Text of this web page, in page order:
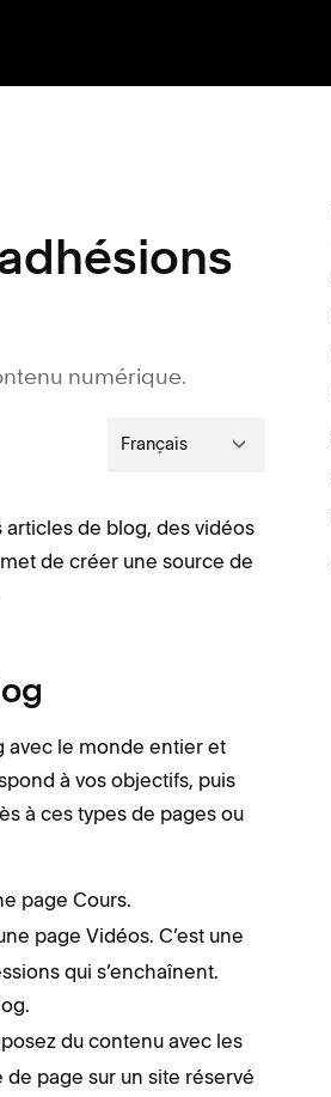
numérique.
Français
articles de blog, des vidéos
de créer une source de
avec le monde entier et
à vos objectifs, puis
à ces types de pages ou
page Cours.
page Vidéos. C’est une
qui s’enchaînent.
du contenu avec les
de page sur un site réservé